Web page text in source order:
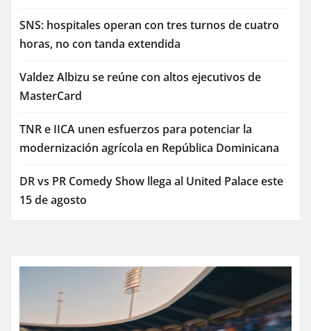
SNS: hospitales operan con tres turnos de cuatro
horas, no con tanda extendida
Valdez Albizu se reúne con altos ejecutivos de
MasterCard
TNR e IICA unen esfuerzos para potenciar la
modernización agrícola en República Dominicana
DR vs PR Comedy Show llega al United Palace este
15 de agosto